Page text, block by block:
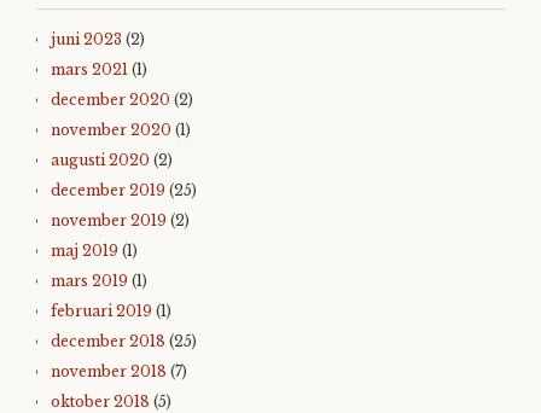
juni 2023 (2)
mars 2021 (1)
december 2020 (2)
november 2020 (1)
augusti 2020 (2)
december 2019 (25)
november 2019 (2)
maj 2019 (1)
mars 2019 (1)
februari 2019 (1)
december 2018 (25)
november 2018 (7)
oktober 2018 (5)